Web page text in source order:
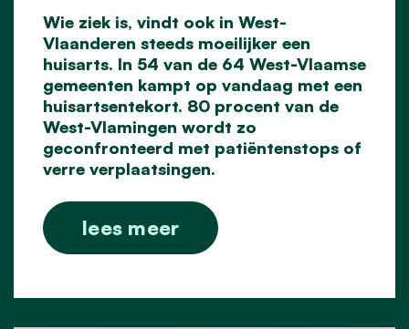
Wie ziek is, vindt ook in West-
Vlaanderen steeds moeilijker een
huisarts. In 54 van de 64 West-Vlaamse
gemeenten kampt op vandaag met een
huisartsentekort. 80 procent van de
West-Vlamingen wordt zo
geconfronteerd met patiëntenstops of
verre verplaatsingen.
lees meer